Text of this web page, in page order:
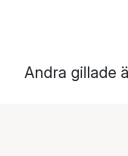
Andra gillade